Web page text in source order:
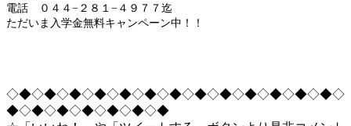
電話 ０４４−２８１−４９７７迄
ただいま入学金無料キャンペーン中！！
◇◆◇◆◇◆◇◆◇◆◇◆◇◆◇◆◇◆◇◆◇◆◇◆◇◆◇
◆◇◆◇◆◇◆◇◆◇◆◇◆